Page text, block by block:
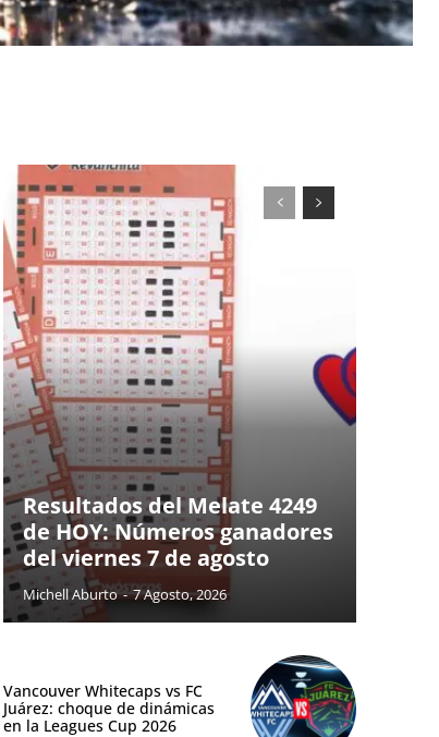
Resultados del Melate 4249
de HOY: Números ganadores
del viernes 7 de agosto
Michell Aburto - 7 Agosto, 2026
Vancouver Whitecaps vs FC
Juárez: choque de dinámicas
en la Leagues Cup 2026